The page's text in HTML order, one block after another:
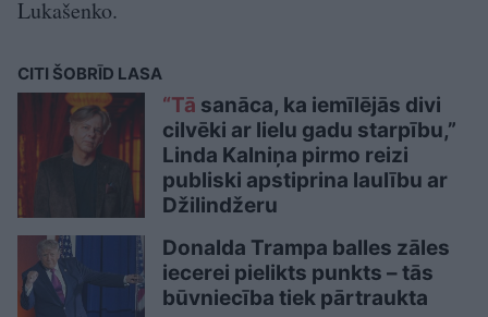
Lukašenko.
CITI ŠOBRĪD LASA
“Tā sanāca, ka iemīlējās divi
cilvēki ar lielu gadu starpību,”
Linda Kalniņa pirmo reizi
publiski apstiprina laulību ar
Džilindžeru
Donalda Trampa balles zāles
iecerei pielikts punkts – tās
būvniecība tiek pārtraukta